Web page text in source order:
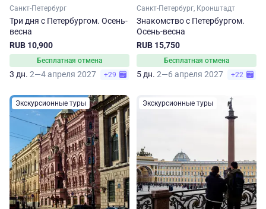
Санкт-Петербург
Три дня с Петербургом. Осень-
весна
RUB 10,900
Бесплатная отмена
3 дн. 2—4 апреля 2027 +29
Санкт-Петербург, Кронштадт
Знакомство с Петербургом.
Осень-весна
RUB 15,750
Бесплатная отмена
5 дн. 2—6 апреля 2027 +22
Экскурсионные туры Экскурсионные туры